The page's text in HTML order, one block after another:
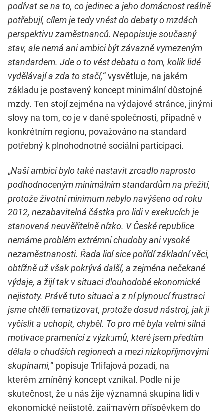
podívat se na to, co jedinec a jeho domácnost reálně
potřebují, cílem je tedy vnést do debaty o mzdách
perspektivu zaměstnanců. Nepopisuje současný
stav, ale nemá ani ambici být závazně vymezeným
standardem. Jde o to vést debatu o tom, kolik lidé
vydělávají a zda to stačí,“ vysvětluje, na jakém
základu je postavený koncept minimální důstojné
mzdy. Ten stojí zejména na výdajové stránce, jinými
slovy na tom, co je v dané společnosti, případně v
konkrétním regionu, považováno na standard
potřebný k plnohodnotné sociální participaci.
„Naší ambicí bylo také nastavit zrcadlo naprosto
podhodnoceným minimálním standardům na přežití,
protože životní minimum nebylo navýšeno od roku
2012, nezabavitelná částka pro lidi v exekucích je
stanovená neuvěřitelně nízko. V České republice
nemáme problém extrémní chudoby ani vysoké
nezaměstnanosti. Řada lidí sice pořídí základní věci,
obtížně už však pokrývá další, a zejména nečekané
výdaje, a žijí tak v situaci dlouhodobé ekonomické
nejistoty. Právě tuto situaci a z ní plynoucí frustraci
jsme chtěli tematizovat, protože dosud nástroj, jak ji
vyčíslit a uchopit, chyběl. To pro mě byla velmi silná
motivace pramenící z výzkumů, které jsem předtím
dělala o chudších regionech a mezi nízkopříjmovými
skupinami,“ popisuje Trlifajová pozadí, na
kterém zmíněný koncept vznikal. Podle ní je
skutečnost, že u nás žije významná skupina lidí v
ekonomické nejistotě, zajímavým příspěvkem do